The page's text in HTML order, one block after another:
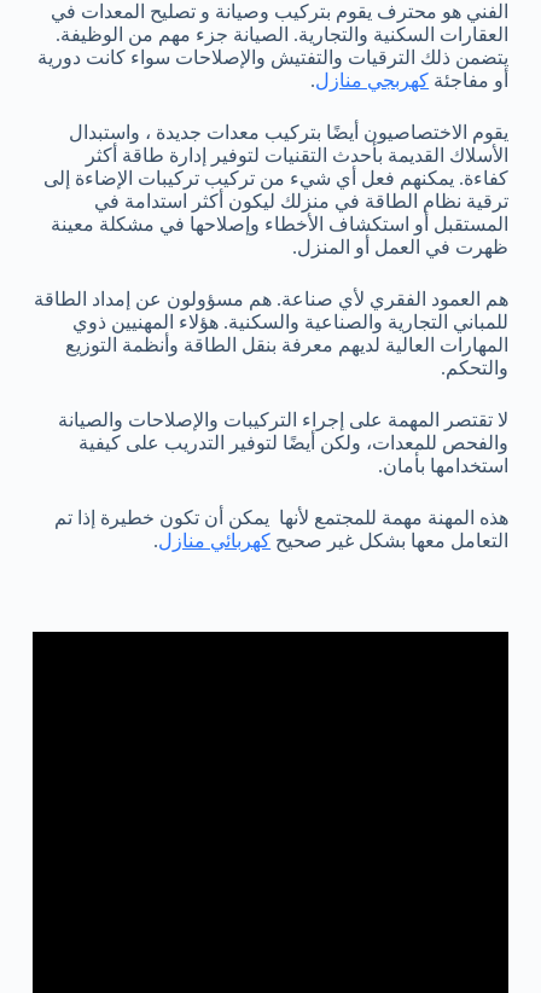
الفني هو محترف يقوم بتركيب وصيانة و تصليح المعدات في
العقارات السكنية والتجارية. الصيانة جزء مهم من الوظيفة.
يتضمن ذلك الترقيات والتفتيش والإصلاحات سواء كانت دورية
أو مفاجئة كهربجي منازل.
يقوم الاختصاصيون أيضًا بتركيب معدات جديدة ، واستبدال
الأسلاك القديمة بأحدث التقنيات لتوفير إدارة طاقة أكثر
كفاءة. يمكنهم فعل أي شيء من تركيب تركيبات الإضاءة إلى
ترقية نظام الطاقة في منزلك ليكون أكثر استدامة في
المستقبل أو استكشاف الأخطاء وإصلاحها في مشكلة معينة
ظهرت في العمل أو المنزل.
هم العمود الفقري لأي صناعة. هم مسؤولون عن إمداد الطاقة
للمباني التجارية والصناعية والسكنية. هؤلاء المهنيين ذوي
المهارات العالية لديهم معرفة بنقل الطاقة وأنظمة التوزيع
والتحكم.
لا تقتصر المهمة على إجراء التركيبات والإصلاحات والصيانة
والفحص للمعدات، ولكن أيضًا لتوفير التدريب على كيفية
استخدامها بأمان.
هذه المهنة مهمة للمجتمع لأنها يمكن أن تكون خطيرة إذا تم
التعامل معها بشكل غير صحيح كهربائي منازل.